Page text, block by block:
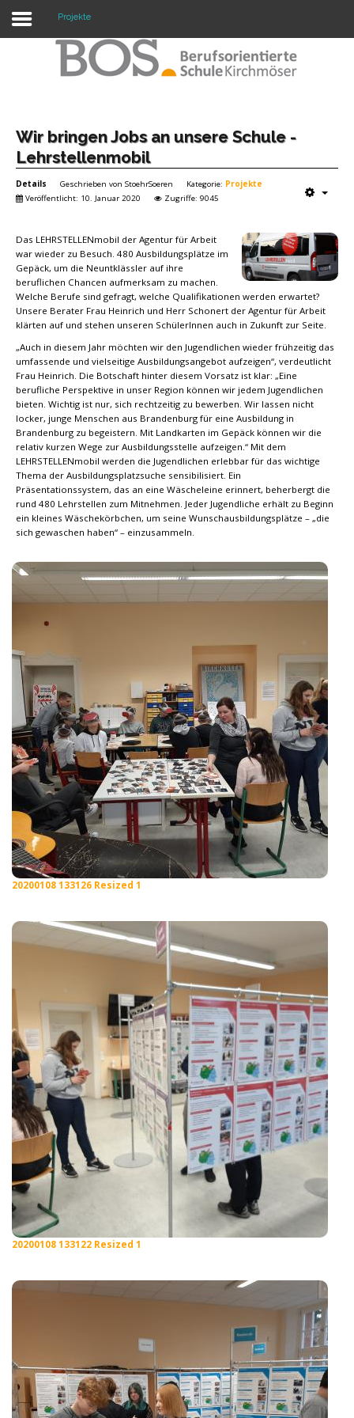
Warning: "continue" targeting switch is equivalent
Home
Profil
Unsere Schule
Termine
Mitwirkung
Kontakt
Projekte
Wir bringen Jobs an unsere Schule -
Lehrstellenmobil
Details Geschrieben von StoehrSoeren Kategorie: Projekte
Veröffentlicht: 10. Januar 2020
Zugriffe: 9045
Das LEHRSTELLENmobil der Agentur für Arbeit
war wieder zu Besuch. 480 Ausbildungsplätze im
Gepäck, um die Neuntklässler auf ihre
beruflichen Chancen aufmerksam zu machen.
Welche Berufe sind gefragt, welche Qualifikationen werden erwartet?
Unsere Berater Frau Heinrich und Herr Schonert der Agentur für Arbeit
klärten auf und stehen unseren SchülerInnen auch in Zukunft zur Seite.
„Auch in diesem Jahr möchten wir den Jugendlichen wieder frühzeitig das
umfassende und vielseitige Ausbildungsangebot aufzeigen“, verdeutlicht
Frau Heinrich. Die Botschaft hinter diesem Vorsatz ist klar: „Eine
berufliche Perspektive in unser Region können wir jedem Jugendlichen
bieten. Wichtig ist nur, sich rechtzeitig zu bewerben. Wir lassen nicht
locker, junge Menschen aus Brandenburg für eine Ausbildung in
Brandenburg zu begeistern. Mit Landkarten im Gepäck können wir die
relativ kurzen Wege zur Ausbildungsstelle aufzeigen.“ Mit dem
LEHRSTELLENmobil werden die Jugendlichen erlebbar für das wichtige
Thema der Ausbildungsplatzsuche sensibilisiert. Ein
Präsentationssystem, das an eine Wäscheleine erinnert, beherbergt die
rund 480 Lehrstellen zum Mitnehmen. Jeder Jugendliche erhält zu Beginn
ein kleines Wäschekörbchen, um seine Wunschausbildungsplätze – „die
sich gewaschen haben“ – einzusammeln.
20200108 133126 Resized 1
20200108 133122 Resized 1